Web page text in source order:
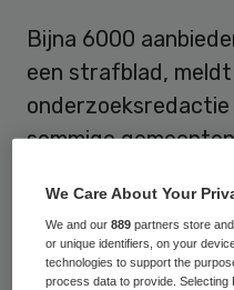
Bijna 6000
een strafblad,
onderzoeksredactie
sommige
persoonsgebonden
gefinancierd eerder
blijkt dat
We Care About Your
We and our889 partners store
or unique identifiers, on your
technologies to support the
process data to provide. Selecting